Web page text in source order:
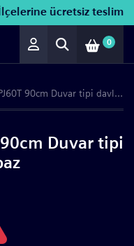
ücretsiz teslimat!
0
Siemens LC97KPJ60T 90cm Duvar tipi davlumbaz
90cm Duvar tipi